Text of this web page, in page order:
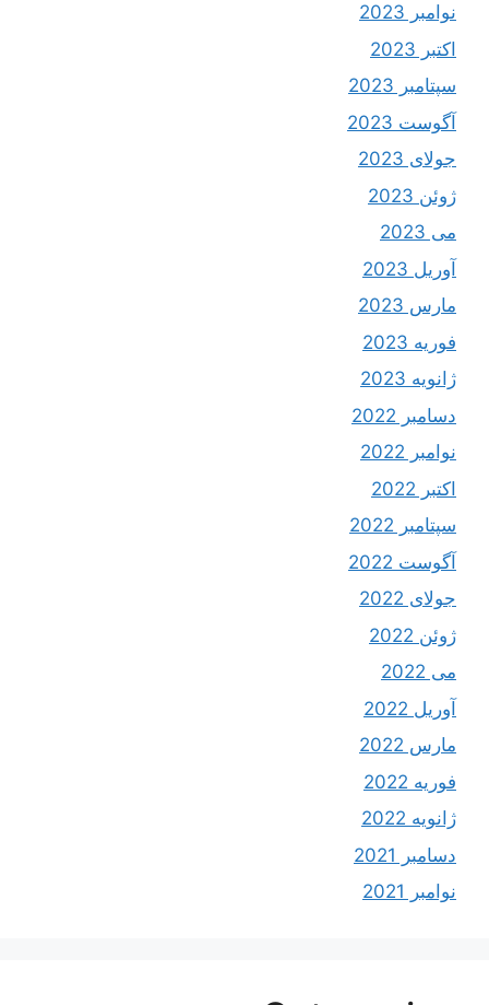
نوامبر 2023
اکتبر 2023
سپتامبر 2023
آگوست 2023
جولای 2023
ژوئن 2023
می 2023
آوریل 2023
مارس 2023
فوریه 2023
ژانویه 2023
دسامبر 2022
نوامبر 2022
اکتبر 2022
سپتامبر 2022
آگوست 2022
جولای 2022
ژوئن 2022
می 2022
آوریل 2022
مارس 2022
فوریه 2022
ژانویه 2022
دسامبر 2021
نوامبر 2021